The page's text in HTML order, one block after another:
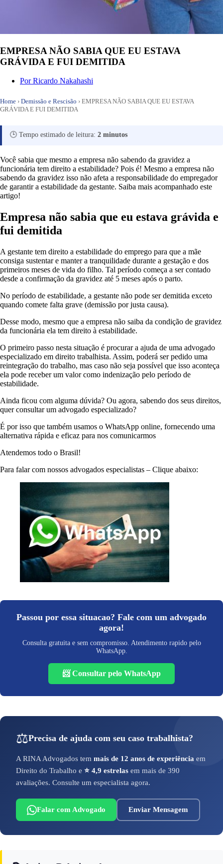
EMPRESA NÃO SABIA QUE EU ESTAVA
GRÁVIDA E FUI DEMITIDA
PorRicardo Nakahashi
Home › Demissão e Rescisão › EMPRESA NÃO SABIA QUE EU ESTAVA
GRÁVIDA E FUI DEMITIDA
🕒 Tempo estimado de leitura: 2 minutos
Você sabia que mesmo a empresa não sabendo da gravidez a
funcionária tem direito a estabilidade? Pois é! Mesmo a empresa não
sabendo da gravidez isso não afeta a responsabilidade do empregador
de garantir a estabilidade da gestante. Saiba mais acompanhado este
artigo!
Empresa não sabia que eu estava grávida e
fui demitida
A gestante tem direito a estabilidade do emprego para que a mãe
consiga sustentar e manter a tranquilidade durante a gestação e dos
primeiros meses de vida do filho. Tal período começa a ser contado
desde a confirmação da gravidez até 5 meses após o parto.
No período de estabilidade, a gestante não pode ser demitida exceto
quando comete falta grave (demissão por justa causa).
Desse modo, mesmo que a empresa não saiba da condição de gravidez
da funcionária ela tem direito à estabilidade.
O primeiro passo nesta situação é procurar a ajuda de uma advogado
especializado em direito trabalhista. Assim, poderá ser pedido uma
reintegração do trabalho, mas caso não seja possível que isso aconteça
ela pode receber um valor como indenização pelo período de
estabilidade.
Ainda ficou com alguma dúvida? Ou agora, sabendo dos seus direitos,
quer consultar um advogado especializado?
É por isso que também usamos o WhatsApp online, fornecendo uma
alternativa rápida e eficaz para nos comunicarmos
Atendemos todo o Brasil!
Para falar com nossos advogados especialistas – Clique abaixo:
Passou por essa situacao? Fale com um advogado
agora!
Consulta gratuita e sem compromisso. Atendimento rapido pelo
WhatsApp.
📨 Consultar pelo WhatsApp
⚖️Precisa de ajuda com seu caso trabalhista?
A RINA Advogados tem mais de 12 anos de experiência em
Direito do Trabalho e ⭐ 4,9 estrelas em mais de 390
avaliações. Consulte um especialista agora.
Falar com Advogado Enviar Mensagem